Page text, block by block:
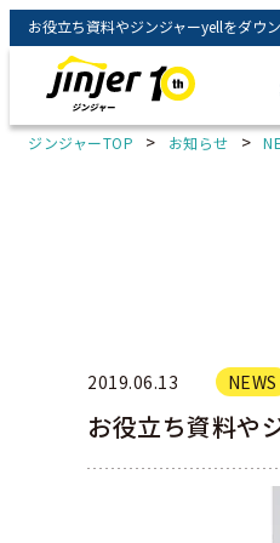
ジンジャーTOP > お知らせ >
2019.06.13 NEWS
お役立ち資料や